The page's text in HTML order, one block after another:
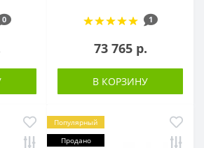
0 1
73 765 р.
В КОРЗИНУ
Популярный
Продано